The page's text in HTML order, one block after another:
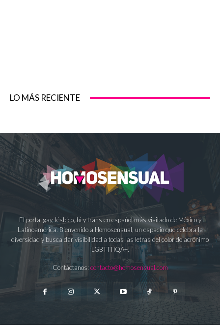
LO MÁS RECIENTE
El portal gay, lésbico, bi y trans en español más visitado de México y
Latinoamérica. Bienvenido a Homosensual, un espacio que celebra la
diversidad y busca dar visibilidad a todas las letras del colorido acrónimo
LGBTTTIQA+.
Contáctanos: contacto@homosensual.com